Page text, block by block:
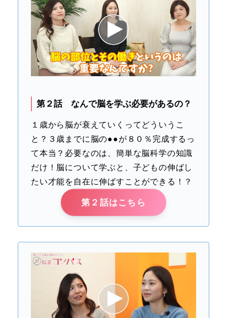
第２話 なんで脳を学ぶ必要があるの？
１歳から脳が衰えていくってどういうこ
と？３歳までに脳の●●が８０％完成するっ
て本当？必要なのは、簡単な脳科学の知識
だけ！脳について学ぶと、子どもの伸ばし
たい才能を自在に伸ばすことができる！？
第２話はこちら